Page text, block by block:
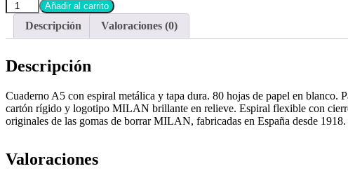
Añadir al carrito
Descripción Valoraciones (0)
Descripción
Cuaderno A5 con espiral metálica y tapa dura. 80 hojas de papel en
cartón rígido y logotipo MILAN brillante en relieve. Espiral flexible con
originales de las gomas de borrar MILAN, fabricadas en España desde
Valoraciones